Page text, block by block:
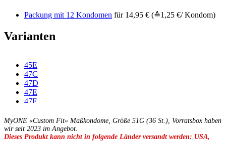
Packung mit 12 Kondomen für 14,95 € (≙1,25 €/ Kondom)
Varianten
45E
47C
47D
47E
47F
49D
49E
49F
MyONE «Custom Fit» Maßkondome, Größe 51G (36 St.), Vorratsbox haben
wir seit 2023 im Angebot.
Dieses Produkt kann nicht in folgende Länder versandt werden: USA,